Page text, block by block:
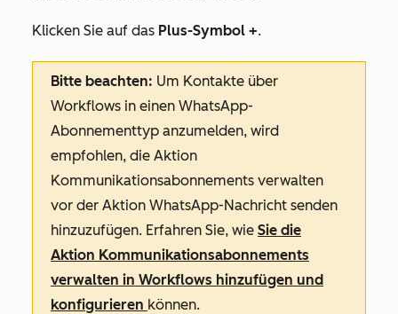
Klicken Sie auf das Plus-Symbol +.
Bitte beachten: Um Kontakte über
Workflows in einen WhatsApp-
Abonnementtyp anzumelden, wird
empfohlen, die Aktion
Kommunikationsabonnements verwalten
vor der Aktion WhatsApp-Nachricht senden
hinzuzufügen. Erfahren Sie, wie Sie die
Aktion Kommunikationsabonnements
verwalten in Workflows hinzufügen und
konfigurieren können.